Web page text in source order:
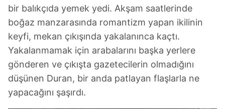
bir balıkçıda yemek yedi. Akşam saatlerinde
boğaz manzarasında romantizm yapan ikilinin
keyfi, mekan çıkışında yakalanınca kaçtı.
Yakalanmamak için arabalarını başka yerlere
gönderen ve çıkışta gazetecilerin olmadığını
düşünen Duran, bir anda patlayan flaşlarla ne
yapacağını şaşırdı.